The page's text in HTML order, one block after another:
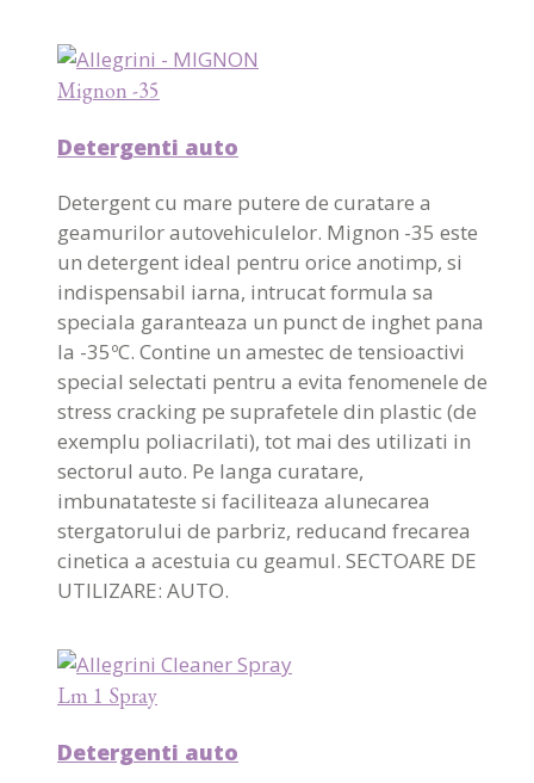
Mignon -35
Detergenti auto
Detergent cu mare putere de curatare a
geamurilor autovehiculelor. Mignon -35 este
un detergent ideal pentru orice anotimp, si
indispensabil iarna, intrucat formula sa
speciala garanteaza un punct de inghet pana
la -35ºC. Contine un amestec de tensioactivi
special selectati pentru a evita fenomenele de
stress cracking pe suprafetele din plastic (de
exemplu poliacrilati), tot mai des utilizati in
sectorul auto. Pe langa curatare,
imbunatateste si faciliteaza alunecarea
stergatorului de parbriz, reducand frecarea
cinetica a acestuia cu geamul. SECTOARE DE
UTILIZARE: AUTO.
Lm 1 Spray
Detergenti auto